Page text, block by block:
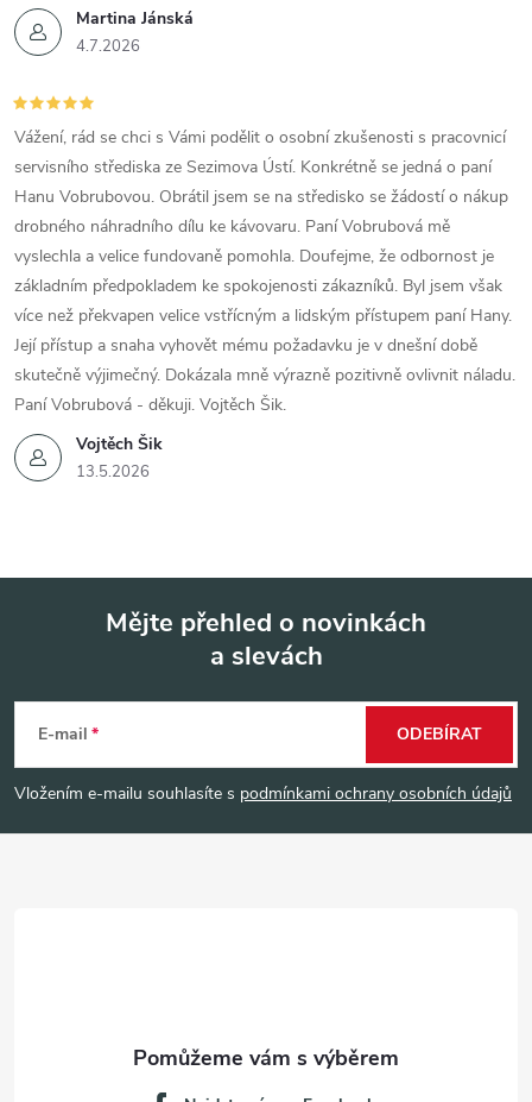
Martina Jánská
4.7.2026
Vojtěch Šik
13.5.2026
Vážení, rád se chci s Vámi podělit o osobní zkušenosti s pracovnicí
servisního střediska ze Sezimova Ústí. Konkrétně se jedná o paní
Hanu Vobrubovou. Obrátil jsem se na středisko se žádostí o nákup
drobného náhradního dílu ke kávovaru. Paní Vobrubová mě
vyslechla a velice fundovaně pomohla. Doufejme, že odbornost je
základním předpokladem ke spokojenosti zákazníků. Byl jsem však
více než překvapen velice vstřícným a lidským přístupem paní Hany.
Její přístup a snaha vyhovět mému požadavku je v dnešní době
skutečně výjimečný. Dokázala mně výrazně pozitivně ovlivnit náladu.
Paní Vobrubová - děkuji. Vojtěch Šik.
p
a
Mějte přehled o novinkách
a slevách
E-mail
Vložením e-mailu souhlasíte s podmínkami ochrany osobních údajů
ODEBÍRAT